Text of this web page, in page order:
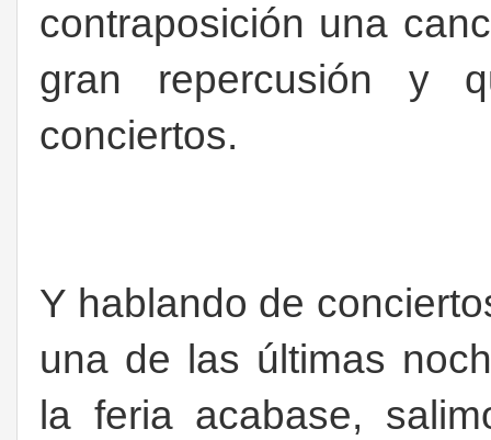
contraposición una
gran repercusión y
conciertos.
Y hablando de
una de las últimas
la feria acabase,